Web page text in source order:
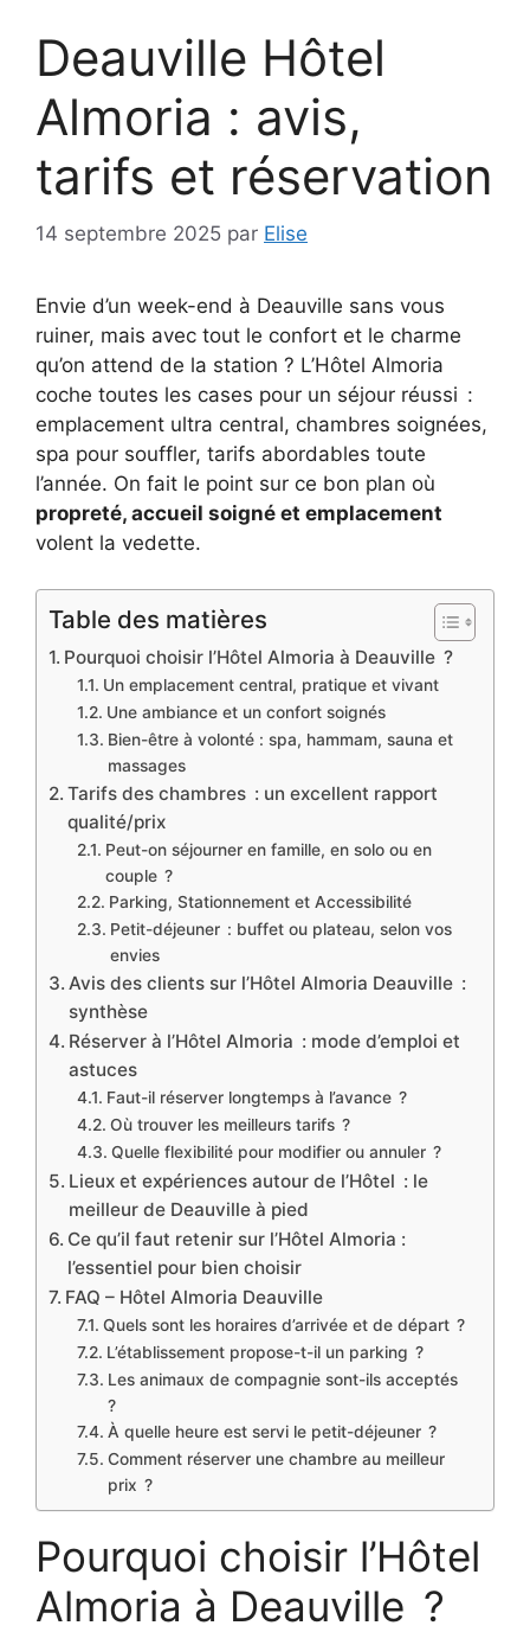
Deauville Hôtel
Almoria : avis,
tarifs et réservation
14 septembre 2025 par Elise
Envie d’un week-end à Deauville sans vous
ruiner, mais avec tout le confort et le charme
qu’on attend de la station ? L’Hôtel Almoria
coche toutes les cases pour un séjour réussi :
emplacement ultra central, chambres soignées,
spa pour souffler, tarifs abordables toute
l’année. On fait le point sur ce bon plan où
propreté, accueil soigné et emplacement
volent la vedette.
Table des matières
Pourquoi choisir l’Hôtel Almoria à Deauville ?
Un emplacement central, pratique et vivant
Une ambiance et un confort soignés
Bien-être à volonté : spa, hammam, sauna et
massages
Tarifs des chambres : un excellent rapport
qualité/prix
Peut-on séjourner en famille, en solo ou en
couple ?
Parking, Stationnement et Accessibilité
Petit-déjeuner : buffet ou plateau, selon vos
envies
Avis des clients sur l’Hôtel Almoria Deauville :
synthèse
Réserver à l’Hôtel Almoria : mode d’emploi et
astuces
Faut-il réserver longtemps à l’avance ?
Où trouver les meilleurs tarifs ?
Quelle flexibilité pour modifier ou annuler ?
Lieux et expériences autour de l’Hôtel : le
meilleur de Deauville à pied
Ce qu’il faut retenir sur l’Hôtel Almoria :
l’essentiel pour bien choisir
FAQ – Hôtel Almoria Deauville
Quels sont les horaires d’arrivée et de départ ?
L’établissement propose-t-il un parking ?
Les animaux de compagnie sont-ils acceptés
?
À quelle heure est servi le petit-déjeuner ?
Comment réserver une chambre au meilleur
prix ?
Pourquoi choisir l’Hôtel
Almoria à Deauville ?